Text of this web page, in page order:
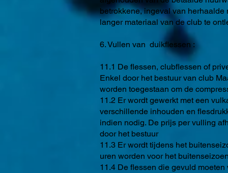
betrokkene, ingeval van
langer materiaal van de club te
6. Vullen van duikflessen :
11.1 De flessen, clubflessen of
Enkel door het bestuur van club
worden toegestaan om de
11.2 Er wordt gewerkt met een
verschillende inhouden en
indien nodig. De prijs per vulling
door het bestuur
11.3 Er wordt tijdens het
uren worden voor het
11.4 De flessen die gevuld